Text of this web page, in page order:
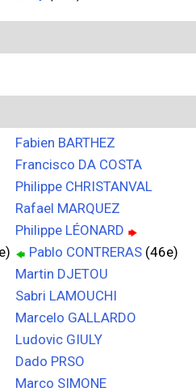
Fabien BARTHEZ
Francisco DA COSTA
Philippe CHRISTANVAL
Rafael MARQUEZ
Philippe LÉONARD
Pablo CONTRERAS (46e)
Martin DJETOU
Sabri LAMOUCHI
Marcelo GALLARDO
Ludovic GIULY
Dado PRSO
Marco SIMONE